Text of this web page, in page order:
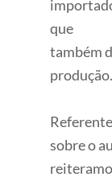
que
também
produção.
sobre o